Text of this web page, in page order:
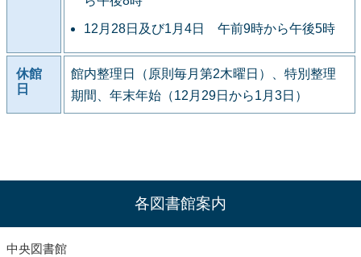
12月28日及び1月4日 午前9時から午後5時
休館
日
館内整理日（原則毎月第2木曜日）、特別整理
期間、年末年始（12月29日から1月3日）
各図書館案内
中央図書館